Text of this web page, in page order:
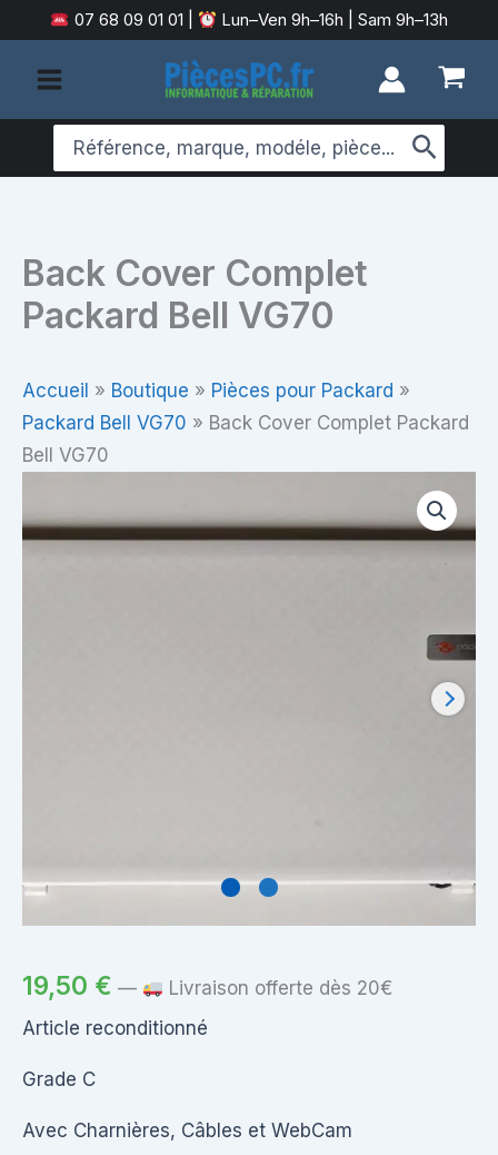
au
contenu
07 68 09 01 01 Lun–Ven 9h–16h | Sam 9h–13h
Search
for:
Back Cover Complet
Packard Bell VG70
Accueil » Boutique » Pièces pour Packard »
Packard Bell VG70 » Back Cover Complet Packard
Bell VG70
19,50 € —
Livraison offerte dès 20€
Article reconditionné
Grade C
Avec Charnières, Câbles et WebCam